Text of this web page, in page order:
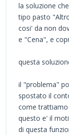
la soluzione
tipo pasto
cosi' da non
e "Cena", e
questa
il "problema"
spostato il
come
questo e' il
di questa